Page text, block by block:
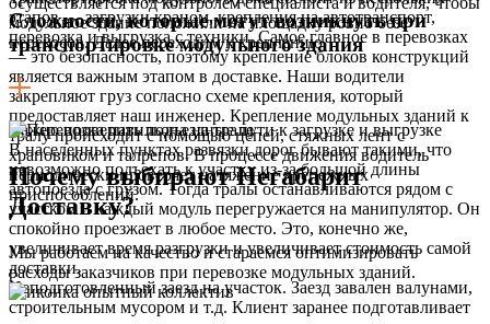
модульное здание положили на площадку ровно безе
перекосов. Далее переходим к креплению.
этапов — загрузки краном, крепления на автотранспорт,
перевозка и выгрузка с техники. Самое главное в перевозках
— это безопасность, поэтому крепление блоков конструкций
является важным этапом в доставке. Наши водители
закрепляют груз согласно схеме крепления, который
предоставляет наш инженер. Крепление модульных зданий к
тралу происходит с помощью цепей, стяжных лент с
храповиком и талрепов. В процессе движения водитель
периодически проверяет натяжение крепежных
приспособлений.
Сложности, которые могут возникнуть при
транспортировке модульного здания
Важно проверить подъездные пути к загрузке и выгрузке
В населенных пунктах развязки дорог бывают такими, что
невозможно подъехать к участку из-за большой длины
автопоезда с грузом. Тогда тралы останавливаются рядом с
участком и каждый модуль перегружается на манипулятор. Он
спокойно проезжает в любое место. Это, конечно же,
увеличивает время разгрузки и увеличивает стоимость самой
доставки.
Неподготовленный заезд на участок. Заезд завален валунами,
строительным мусором и т.д. Клиент заранее подготавливает
Почему выбирают Негабарит
Доставку?
Мы работаем на качество и стараемся оптимизировать
расходы заказчиков при перевозке модульных зданий.